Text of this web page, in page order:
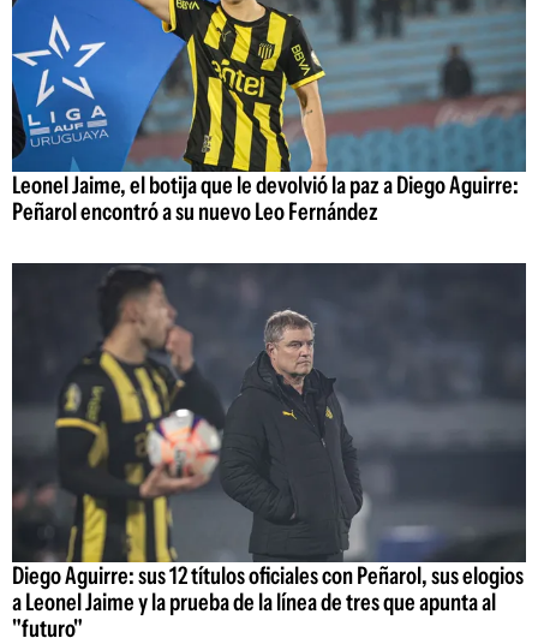
Leonel Jaime, el botija que le devolvió la paz a Diego Aguirre:
Peñarol encontró a su nuevo Leo Fernández
Diego Aguirre: sus 12 títulos oficiales con Peñarol, sus elogios
a Leonel Jaime y la prueba de la línea de tres que apunta al
"futuro"